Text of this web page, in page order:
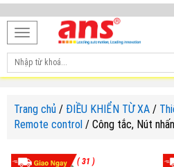
Toggle
navigation
Trang chủ / ĐIỀU KHIỂN TỪ XA /
Remote control / Công tắc, Nút nhấn
( 31 )